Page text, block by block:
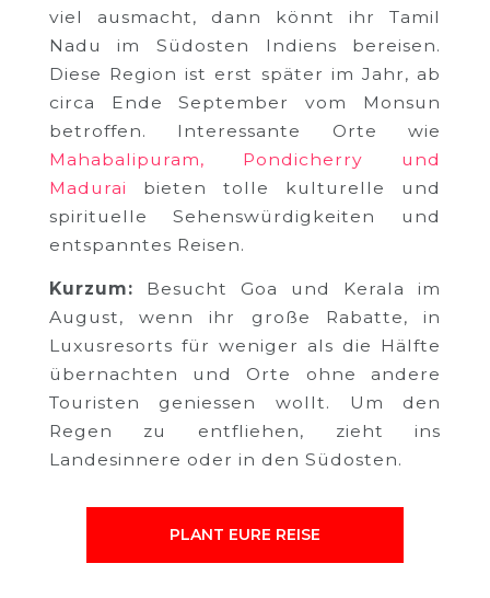
viel ausmacht, dann könnt ihr Tamil
Nadu im Südosten Indiens bereisen.
Diese Region ist erst später im Jahr, ab
circa Ende September vom Monsun
betroffen. Interessante Orte wie
Mahabalipuram, Pondicherry und
Madurai bieten tolle kulturelle und
spirituelle Sehenswürdigkeiten und
entspanntes Reisen.
Kurzum: Besucht Goa und Kerala im
August, wenn ihr große Rabatte, in
Luxusresorts für weniger als die Hälfte
übernachten und Orte ohne andere
Touristen geniessen wollt. Um den
Regen zu entfliehen, zieht ins
Landesinnere oder in den Südosten.
PLANT EURE REISE